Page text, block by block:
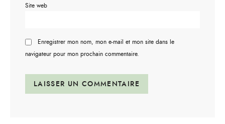
Site web
Enregistrer mon nom, mon e-mail et mon site dans le
navigateur pour mon prochain commentaire.